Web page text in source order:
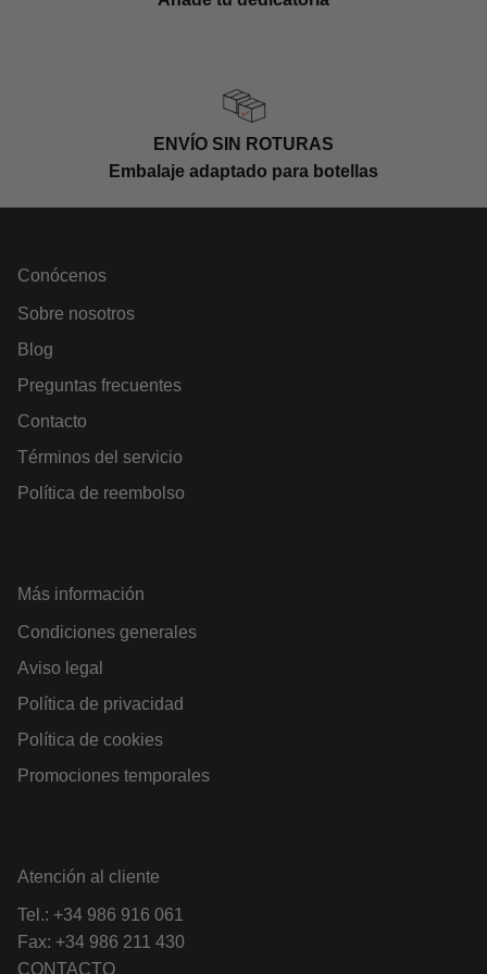
pasta dura, carnes blancas con morillas o una
ENVÍO SIN ROTURAS
Embalaje adaptado para botellas
Conócenos
Sobre nosotros
Blog
Preguntas frecuentes
Contacto
Términos del servicio
Política de reembolso
Más información
Condiciones generales
Aviso legal
Política de privacidad
Política de cookies
Promociones temporales
Atención al cliente
Tel.: +34 986 916 061
Fax: +34 986 211 430
CONTACTO